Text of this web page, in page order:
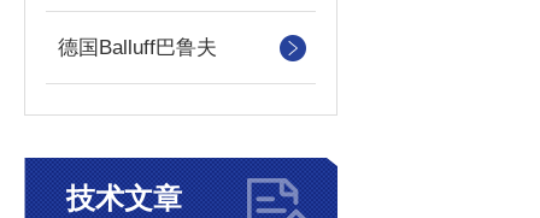
德国Balluff巴鲁夫
技术文章